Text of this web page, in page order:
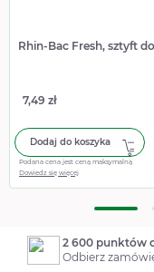
Rhin-Bac Fresh, sztyft
7,49 zł
Dodaj do koszyka
Podana cena jest ceną maksymalną
Dowiedz się więcej
2 600 punktów
Odbierz